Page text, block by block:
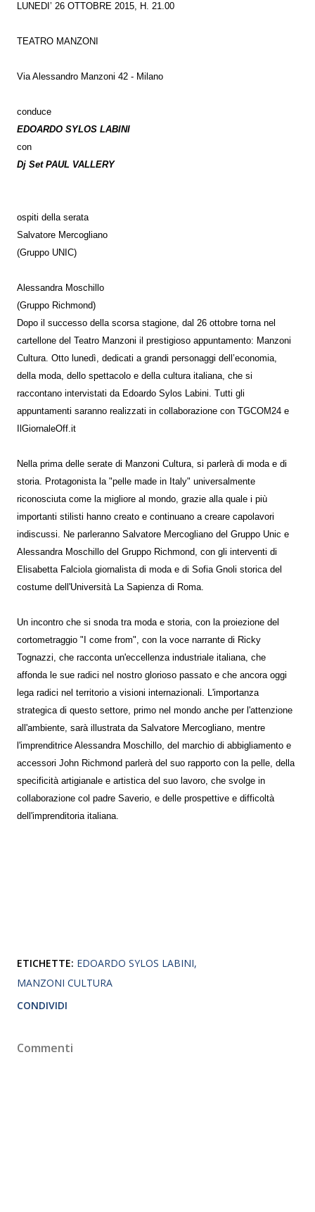
LUNEDI’ 26 OTTOBRE 2015, H. 21.00
TEATRO MANZONI
Via Alessandro Manzoni 42 - Milano
conduce
EDOARDO SYLOS LABINI
con
Dj Set PAUL VALLERY
ospiti della serata
Salvatore Mercogliano
(Gruppo UNIC)
Alessandra Moschillo
(Gruppo Richmond)
Dopo il successo della scorsa stagione, dal 26 ottobre torna nel
cartellone del Teatro Manzoni il prestigioso appuntamento: Manzoni
Cultura. Otto lunedì, dedicati a grandi personaggi dell’economia,
della moda, dello spettacolo e della cultura italiana, che si
raccontano intervistati da Edoardo Sylos Labini. Tutti gli
appuntamenti saranno realizzati in collaborazione con TGCOM24 e
IlGiornaleOff.it
Nella prima delle serate di Manzoni Cultura, si parlerà di moda e di
storia. Protagonista la "pelle made in Italy" universalmente
riconosciuta come la migliore al mondo, grazie alla quale i più
importanti stilisti hanno creato e continuano a creare capolavori
indiscussi. Ne parleranno Salvatore Mercogliano del Gruppo Unic e
Alessandra Moschillo del Gruppo Richmond, con gli interventi di
Elisabetta Falciola giornalista di moda e di Sofia Gnoli storica del
costume dell'Università La Sapienza di Roma.
Un incontro che si snoda tra moda e storia, con la proiezione del
cortometraggio "I come from", con la voce narrante di Ricky
Tognazzi, che racconta un'eccellenza industriale italiana, che
affonda le sue radici nel nostro glorioso passato e che ancora oggi
lega radici nel territorio a visioni internazionali. L'importanza
strategica di questo settore, primo nel mondo anche per l'attenzione
all'ambiente, sarà illustrata da Salvatore Mercogliano, mentre
l'imprenditrice Alessandra Moschillo, del marchio di abbigliamento e
accessori John Richmond parlerà del suo rapporto con la pelle, della
specificità artigianale e artistica del suo lavoro, che svolge in
collaborazione col padre Saverio, e delle prospettive e difficoltà
dell'imprenditoria italiana.
ETICHETTE: EDOARDO SYLOS LABINI
MANZONI CULTURA
CONDIVIDI
Commenti